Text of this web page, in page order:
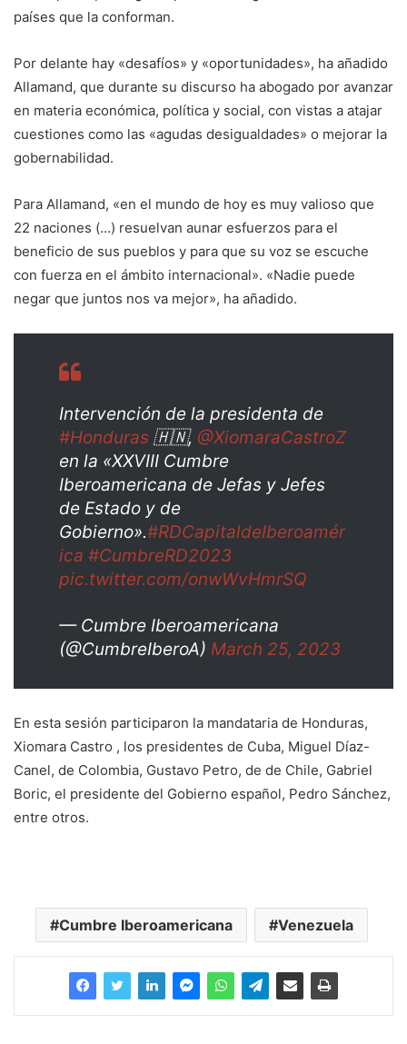
países que la conforman.
Por delante hay «desafíos» y «oportunidades», ha añadido
Allamand, que durante su discurso ha abogado por avanzar
en materia económica, política y social, con vistas a atajar
cuestiones como las «agudas desigualdades» o mejorar la
gobernabilidad.
Para Allamand, «en el mundo de hoy es muy valioso que
22 naciones (…) resuelvan aunar esfuerzos para el
beneficio de sus pueblos y para que su voz se escuche
con fuerza en el ámbito internacional». «Nadie puede
negar que juntos nos va mejor», ha añadido.
Intervención de la presidenta de
#Honduras 🇭🇳, @XiomaraCastroZ
en la «XXVIII Cumbre
Iberoamericana de Jefas y Jefes
de Estado y de
Gobierno».#RDCapitaldeIberoamér
ica #CumbreRD2023
pic.twitter.com/onwWvHmrSQ
— Cumbre Iberoamericana
(@CumbreIberoA) March 25, 2023
En esta sesión participaron la mandataria de Honduras,
Xiomara Castro , los presidentes de Cuba, Miguel Díaz-
Canel, de Colombia, Gustavo Petro, de de Chile, Gabriel
Boric, el presidente del Gobierno español, Pedro Sánchez,
entre otros.
Cumbre Iberoamericana Venezuela